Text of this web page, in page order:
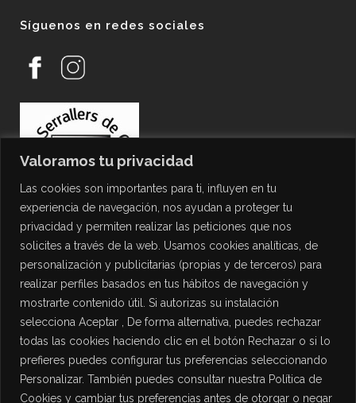
Valoramos tu privacidad
Las cookies son importantes para ti, influyen en tu
experiencia de navegación, nos ayudan a proteger tu
privacidad y permiten realizar las peticiones que nos
solicites a través de la web. Usamos cookies analíticas, de
personalización y publicitarias (propias y de terceros) para
realizar perfiles basados en tus hábitos de navegación y
mostrarte contenido útil. Si autorizas su instalación
selecciona Aceptar , De forma alternativa, puedes rechazar
todas las cookies haciendo clic en el botón Rechazar o si lo
prefieres puedes configurar tus preferencias seleccionando
Personalizar. También puedes consultar nuestra Política de
Cookies y cambiar tus preferencias antes de otorgar o negar
Síguenos en redes sociales
PROTECCIÓN DE DATOS
Política de Privacidad
Política de Cookies
Aviso Legal